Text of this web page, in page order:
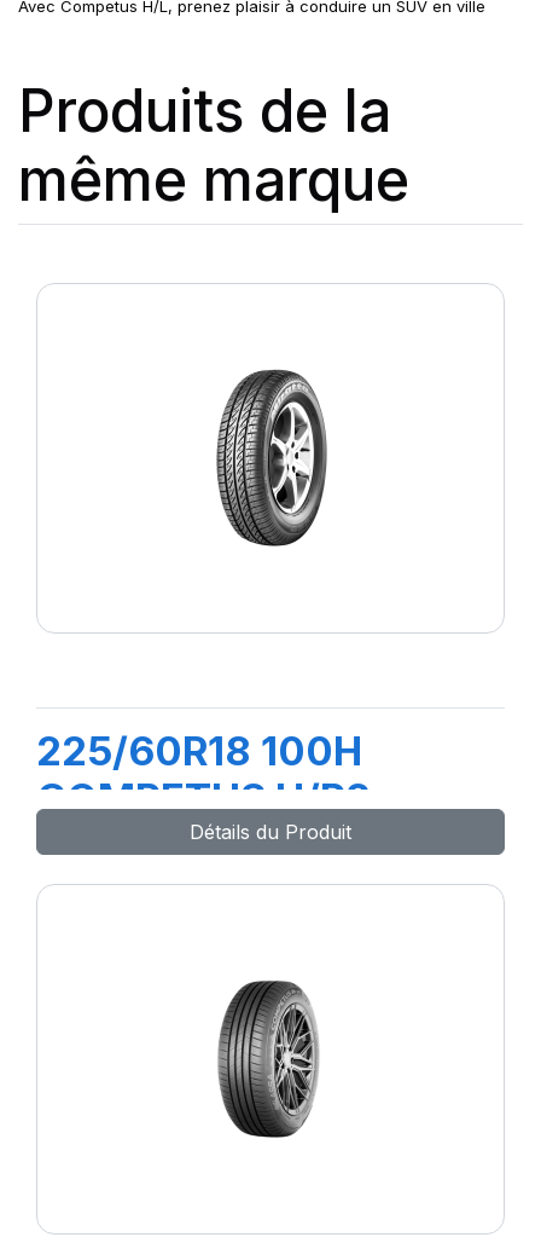
Avec Competus H/L, prenez plaisir à conduire un SUV en ville
Produits de la
même marque
225/60R18 100H
COMPETUS H/P2
Détails du Produit